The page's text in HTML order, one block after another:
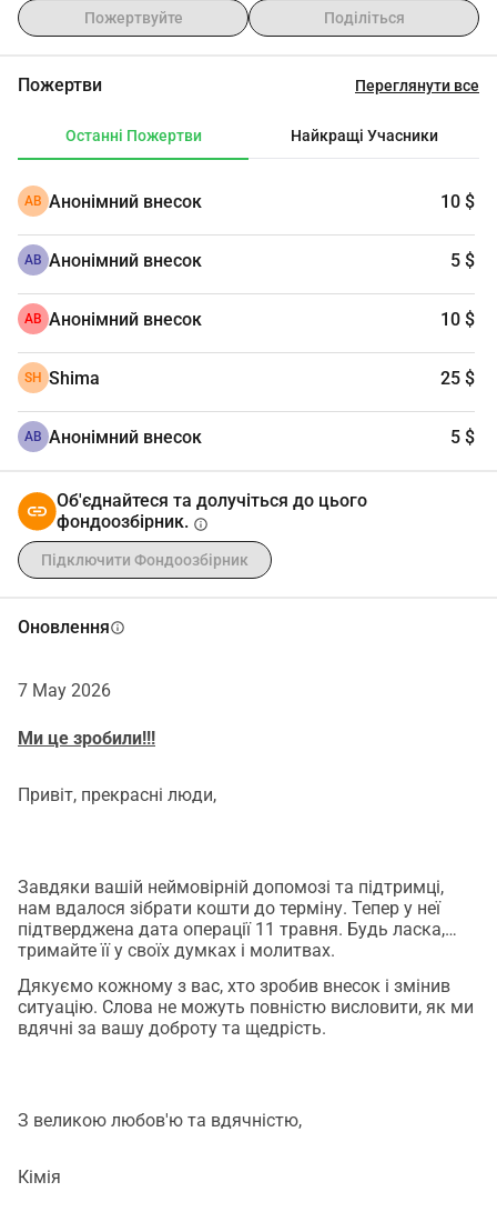
Пожертвуйте Поділіться
Пожертви Переглянути все
Останні Пожертви Найкращі Учасники
АВ Анонімний внесок 10 $
АВ Анонімний внесок 5 $
АВ Анонімний внесок 10 $
SH Shima 25 $
АВ Анонімний внесок 5 $
Об'єднайтеся та долучіться до цього
фондоозбірник. info
Підключити Фондоозбірник
Оновленняinfo
7 May 2026
Ми це зробили!!!
Привіт, прекрасні люди,
Завдяки вашій неймовірній допомозі та підтримці,
нам вдалося зібрати кошти до терміну. Тепер у неї
підтверджена дата операції 11 травня. Будь ласка,
тримайте її у своїх думках і молитвах.
Дякуємо кожному з вас, хто зробив внесок і змінив
ситуацію. Слова не можуть повністю висловити, як ми
вдячні за вашу доброту та щедрість.
З великою любов'ю та вдячністю,
Кімія